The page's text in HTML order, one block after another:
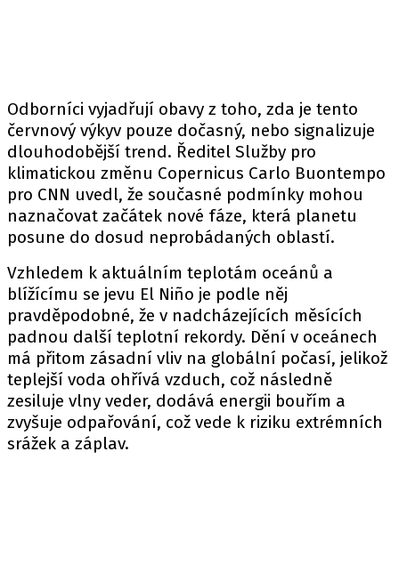
Odborníci vyjadřují obavy z toho, zda je tento
červnový výkyv pouze dočasný, nebo signalizuje
dlouhodobější trend. Ředitel Služby pro
klimatickou změnu Copernicus Carlo Buontempo
pro CNN uvedl, že současné podmínky mohou
naznačovat začátek nové fáze, která planetu
posune do dosud neprobádaných oblastí.
Vzhledem k aktuálním teplotám oceánů a
blížícímu se jevu El Niño je podle něj
pravděpodobné, že v nadcházejících měsících
padnou další teplotní rekordy. Dění v oceánech
má přitom zásadní vliv na globální počasí, jelikož
teplejší voda ohřívá vzduch, což následně
zesiluje vlny veder, dodává energii bouřím a
zvyšuje odpařování, což vede k riziku extrémních
srážek a záplav.